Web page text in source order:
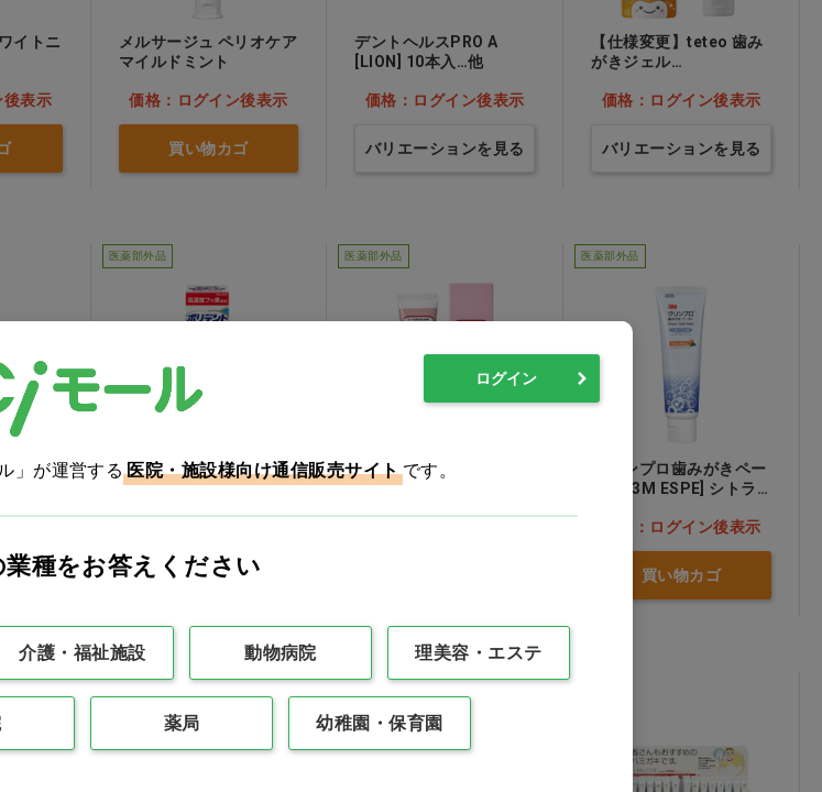
イトニ
後表示
メルサージュ ペリオケア
マイルドミント
価格：ログイン後表示
買い物カゴ
デントヘルスPRO A
[LION] 10本入…他
価格：ログイン後表示
バリエーションを見る
【仕様変更】teteo 歯み
がきジェル
オレンジ…他
価格：ログイン後表示
バリエーションを見る
医薬部外品
ポリデント 薬用ハミガキ
買い物カゴ
医薬部外品
ミラノージェル
医薬部外品
クリンプロ歯みがきペー
スト [3M ESPE] シトラ
価格：ログイン後表示
買い物カゴ
ログイン
」が運営する医院・施設様向け通信販売サイトです。
種をお答えください
介護・福祉施設 動物病院 理美容・エステ
薬局 幼稚園・保育園